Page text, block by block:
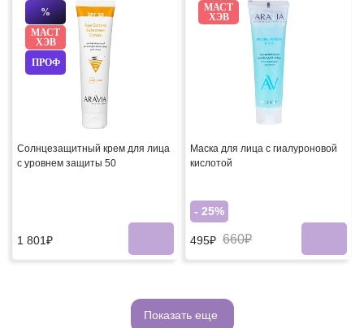
%
МАСТ
ХЭВ
ПРОФ
Cолнцезащитный крем для лица
с уровнем защиты 50
1 801₽
МАСТ
ХЭВ
Маска для лица с гиалуроновой
кислотой
- 25%
495₽ 660₽
Показать еще